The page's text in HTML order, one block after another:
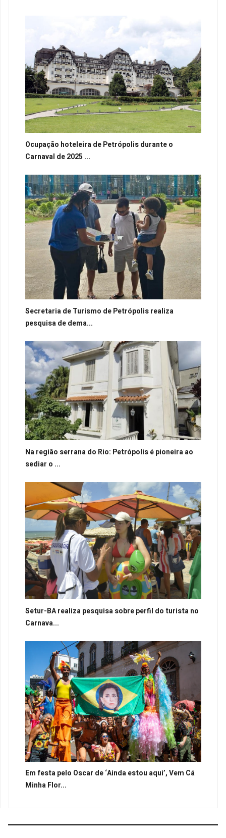
Ocupação hoteleira de Petrópolis durante o
Carnaval de 2025 ...
Secretaria de Turismo de Petrópolis realiza
pesquisa de dema...
Na região serrana do Rio: Petrópolis é pioneira ao
sediar o ...
Setur-BA realiza pesquisa sobre perfil do turista no
Carnava...
Em festa pelo Oscar de ‘Ainda estou aqui’, Vem Cá
Minha Flor...